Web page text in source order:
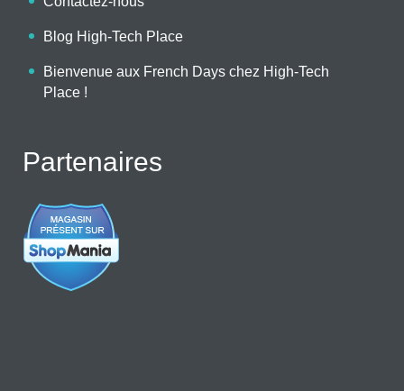
Blog High-Tech Place
Bienvenue aux French Days chez High-Tech
Place !
Partenaires